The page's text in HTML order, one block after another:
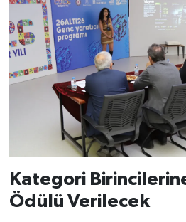
Kategori
Ödülü Verilecek